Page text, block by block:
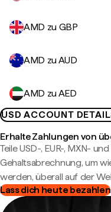
AMD zu GBP
AMD zu AUD
AMD zu AED
USD ACCOUNT
Erhalte Zahlungen von
Teile USD-, EUR-, MXN-
Gehaltsabrechnung, um
werden, überall auf der
Lass dich heute bezahlen